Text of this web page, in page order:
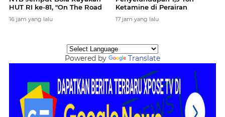
HUT RI ke-81, "On The Road
Kampung Bawa Lomba Seru
16 jam yang lalu
Ketamine di Perairan
Internasional Digulung,
17 jam yang lalu
Powered by Translate